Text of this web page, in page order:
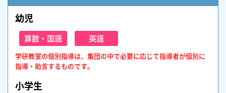
幼児
算数・国語 英語
学研教室の個別指導は、集団の中で必要に応じて指導者が個別に
指導・助言するものです。
小学生